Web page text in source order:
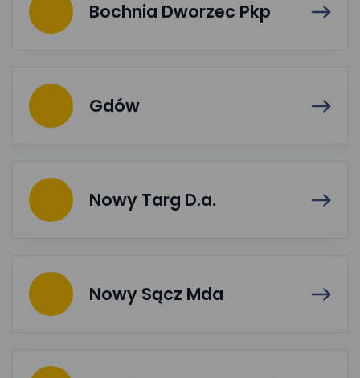
Bochnia Dworzec Pkp
Gdów
Nowy Targ D.a.
Nowy Sącz Mda